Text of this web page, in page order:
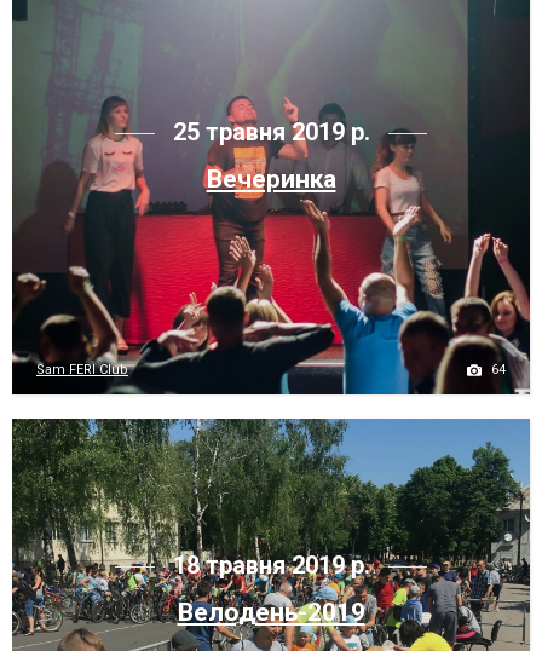
25 травня 2019 р.
Вечеринка
Sam FERI Club 64
18 травня 2019 р.
Велодень-2019